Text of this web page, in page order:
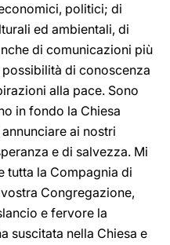
politici; di
ed ambientali, di
di comunicazioni più
di conoscenza
alla pace. Sono
in fondo la Chiesa
ai nostri
e di salvezza. Mi
tutta la Compagnia di
Congregazione,
e fervore la
suscitata nella Chiesa e